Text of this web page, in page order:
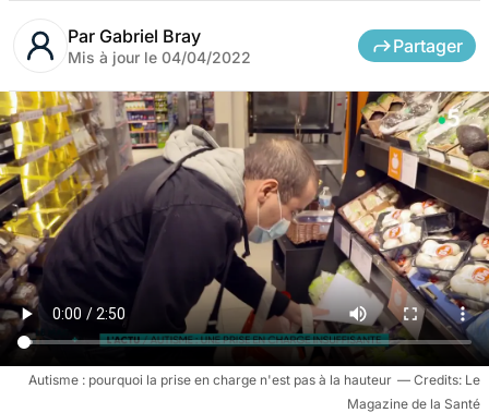
Par Gabriel Bray
Mis à jour le 04/04/2022
Partager
Autisme : pourquoi la prise en charge n'est pas à la hauteur
Le
Magazine de la Santé